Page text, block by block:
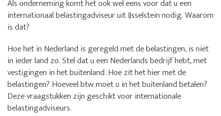
Als onderneming komt het ook wel eens voor dat u een
internationaal belastingadviseur uit IJsselstein nodig. Waarom
is dat?
Hoe het in Nederland is geregeld met de belastingen, is niet
in ieder land zo. Stel dat u een Nederlands bedrijf hebt, met
vestigingen in het buitenland. Hoe zit het hier met de
belastingen? Hoeveel btw moet u in het buitenland betalen?
Deze vraagstukken zijn geschikt voor internationale
belastingadviseurs.